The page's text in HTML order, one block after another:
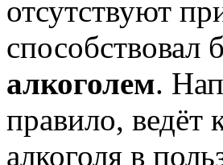
отсутствуют
способствовал
алкоголем.
правило, ведёт
алкоголя в